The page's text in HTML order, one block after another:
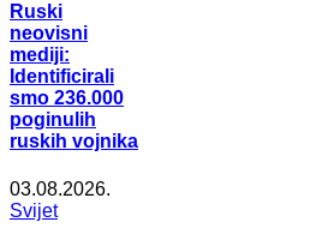
Ruski
neovisni
mediji:
Identificirali
smo 236.000
poginulih
ruskih vojnika
03.08.2026.
Svijet